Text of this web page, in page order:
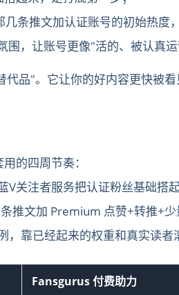
几条推文加认证账号的初始热度
，让账号更像"活的、被认真运
品"。它让你的好内容更快被看
的四周节奏：
V关注者服务把认证粉丝基础搭
推文加 Premium 点赞+转推+
，靠已经起来的权重和真实读者
Fansgurus 付费助力